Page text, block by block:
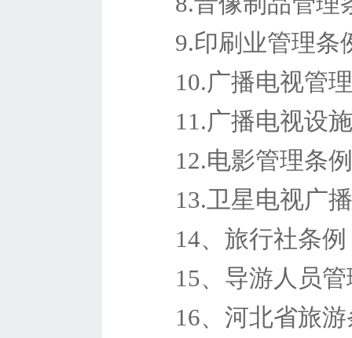
9.印刷业管理条
10.广播电视管
11.广播电视设
12.电影管理条例
13.卫星电视广
14、旅行社条例
15、导游人员
16、河北省旅